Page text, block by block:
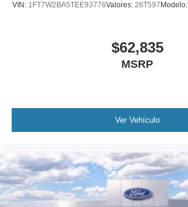
VIN: 1FT7W2BA5TEE93776Valores: 26T597 Modelo:
$62,835
MSRP
Ver Vehículo